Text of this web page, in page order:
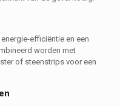
efficiëntie en een
worden met
of steenstrips voor een